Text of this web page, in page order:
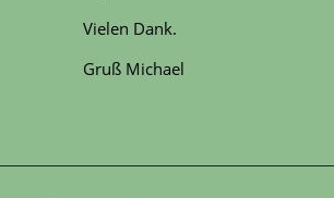
Vielen Dank.
Gruß Michael